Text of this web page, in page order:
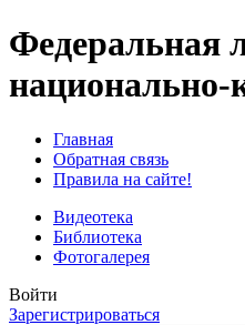
Федеральная
национально-
Главная
Обратная связь
Правила на сайте!
Видеотека
Библиотека
Фотогалерея
Войти
Зарегистрироваться